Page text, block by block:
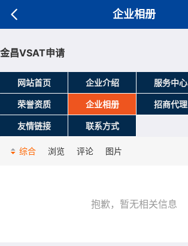
企业相册
金昌VSAT申请
网站首页 企业介绍 服务中心
荣誉资质 企业相册 招商代理
友情链接 联系方式
综合 浏览 评论 图片
抱歉，暂无相关信息